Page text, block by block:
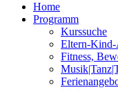
Home
Programm
Kurssuche
Eltern-Kind-
Fitness,